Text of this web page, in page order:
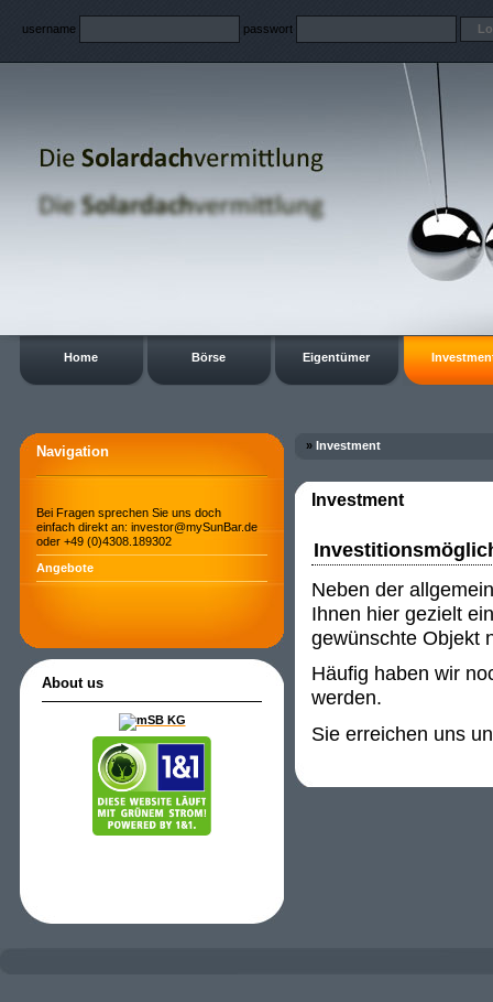
username passwort
Home Börse Eigentümer
Navigation
Bei Fragen sprechen Sie uns doch
einfach direkt an: investor@mySunBar.de
oder +49 (0)4308.189302
Angebote
About us
» Investment
Investment
Neben der
Ihnen hier gezielt
gewünschte Objekt
Häufig haben wir
werden.
Sie erreichen uns